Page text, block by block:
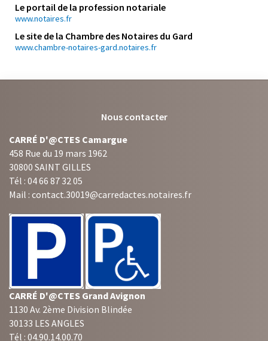
Le portail de la profession notariale
www.notaires.fr
Le site de la Chambre des Notaires du Gard
www.chambre-notaires-gard.notaires.fr
Nous contacter
CARRÉ D'@CTES Camargue
458 Rue du 19 mars 1962
30800 SAINT GILLES
Tél : 04 66 87 32 05
Mail : contact.30019@carredactes.notaires.fr
CARRÉ D'@CTES Grand Avignon
1130 Av. 2ème Division Blindée
30133 LES ANGLES
Tél : 04.90.14.00.70